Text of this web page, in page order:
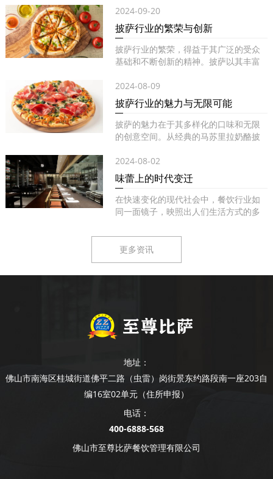
2024-09-20
披萨行业的繁荣与创新
披萨行业的繁荣，得益于其广泛的受众
基础和不断创新的精神。披萨以其丰富
2024-08-09
披萨行业的魅力与无限可能
披萨的魅力在于其多样化的口味和无限
的创意空间。从经典的马苏里拉奶酪披
2024-08-02
味蕾上的时代变迁
在快速变化的现代社会中，餐饮行业如
同一面镜子，映照出人们生活方式的多
更多资讯
地址：
佛山市南海区桂城街道佛平二路（虫雷）岗街景东约路段南一座203自
编16室02单元（住所申报）
电话：
400-6888-568
佛山市至尊比萨餐饮管理有限公司